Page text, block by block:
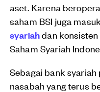
aset. Karena
saham BSI juga
syariahdan
Saham Syariah
Sebagai bank
nasabah yang terus